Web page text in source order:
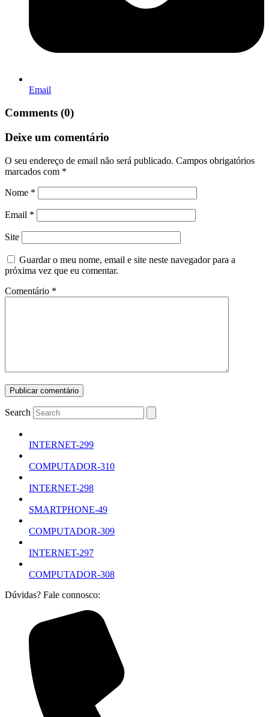
Email
Comments (0)
Deixe um comentário
O seu endereço de email não será publicado. Campos obrigatórios
marcados com *
Nome *
Email *
Site
Guardar o meu nome, email e site neste navegador para a
próxima vez que eu comentar.
Comentário *
Search
INTERNET-299
COMPUTADOR-310
INTERNET-298
SMARTPHONE-49
COMPUTADOR-309
INTERNET-297
COMPUTADOR-308
Dúvidas? Fale connosco: